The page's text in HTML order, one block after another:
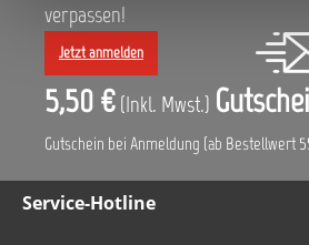
verpassen!
Jetzt anmelden
5,50 € (Inkl. Mwst.)
Gutschein bei Anmeldung (ab Bestellwert
Service-Hotline